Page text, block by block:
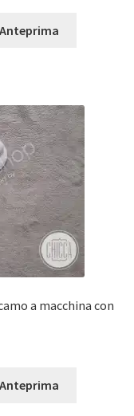
Anteprima
a macchina con
Anteprima